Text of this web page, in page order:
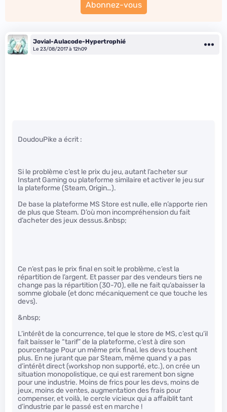
Abonnez-vous
Jovial-Aulacode-Hypertrophié
Le 23/08/2017 à 12h09
DoudouPike a écrit :
Si le problème c’est le prix du jeu, autant l’acheter sur
Instant Gaming ou plateforme similaire et activer le jeu sur
la plateforme (Steam, Origin…).
De base la plateforme MS Store est nulle, elle n’apporte rien
de plus que Steam. D’où mon incompréhension du fait
d’acheter des jeux dessus.&nbsp;
Ce n’est pas le prix final en soit le problème, c’est la
répartition de l’argent. Et passer par des vendeurs tiers ne
change pas la répartition (30-70), elle ne fait qu’abaisser la
somme globale (et donc mécaniquement ce que touche les
devs).
&nbsp;
L’intérêt de la concurrence, tel que le store de MS, c’est qu’il
fait baisser le “tarif” de la plateforme, c’est à dire son
pourcentage Pour un même prix final, les devs touchent
plus. En ne jurant que par Steam, même quand y a pas
d’intérêt direct (workshop non supporté, etc.), on crée un
situation monopolistique, ce qui est rarement bon signe
pour une industrie. Moins de frics pour les devs, moins de
jeux, moins de ventes, augmentation des frais pour
compenser, et voilà, le cercle vicieux qui a affaiblit tant
d’industrie par le passé est en marche !